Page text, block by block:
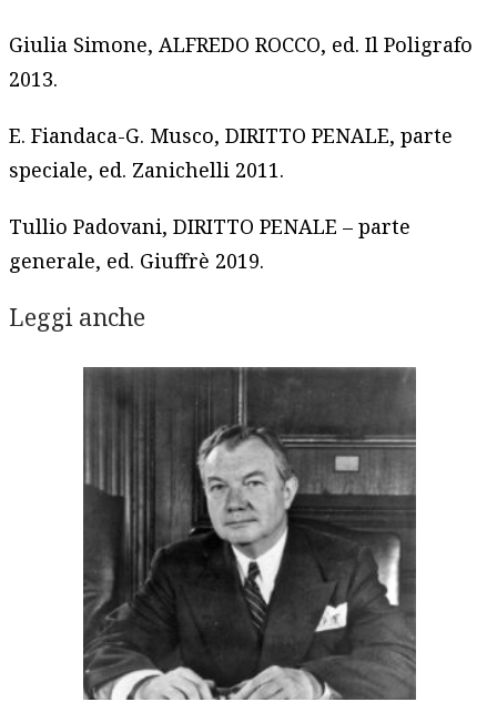
Giulia Simone, ALFREDO ROCCO, ed. Il Poligrafo
2013.
E. Fiandaca-G. Musco, DIRITTO PENALE, parte
speciale, ed. Zanichelli 2011.
Tullio Padovani, DIRITTO PENALE – parte
generale, ed. Giuffrè 2019.
Leggi anche